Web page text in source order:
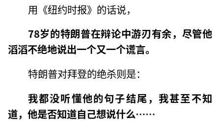
用《纽约时报》的话说，
78岁的特朗普在辩论中游刃有余，尽管他
滔滔不绝地说出一个又一个谎言。
特朗普对拜登的绝杀则是：
我都没听懂他的句子结尾，我甚至不知
道，他是否知道自己想说什么……